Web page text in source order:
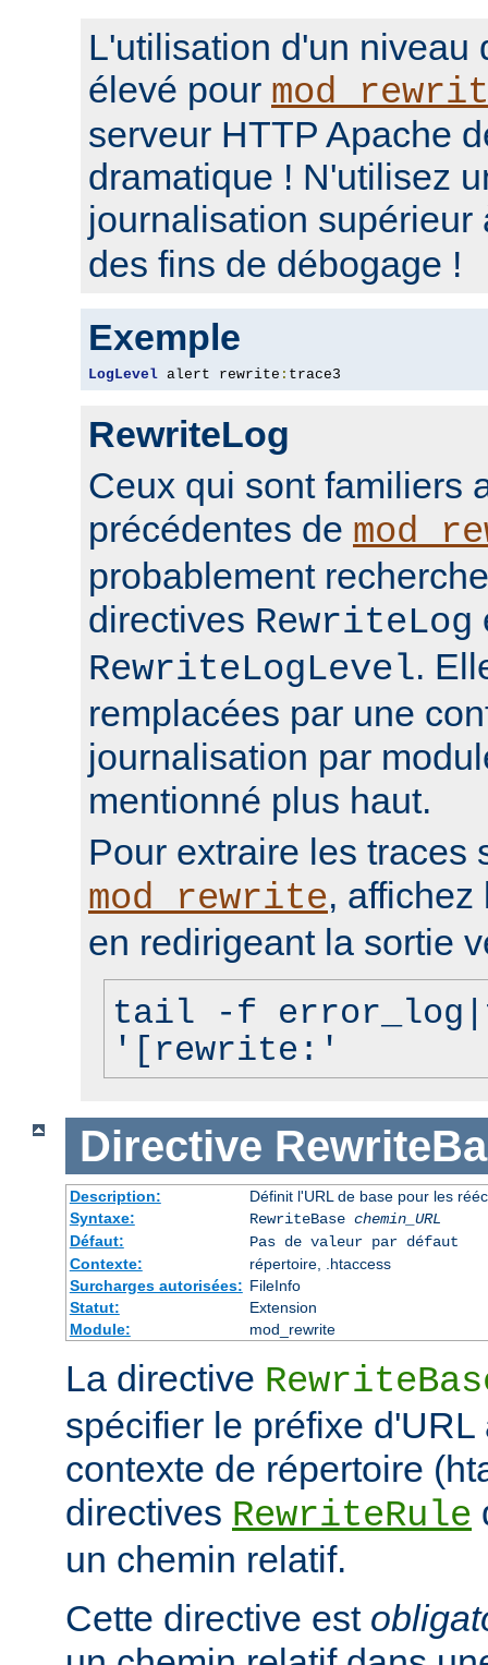
L'utilisation d'un niveau
élevé pour
serveur HTTP Apache
dramatique ! N'utilisez
journalisation
des fins de débogage !
Exemple
LogLevel alert rewrite : trace3
RewriteLog
Ceux qui sont familiers
précédentes de
probablement
directives RewriteLog
RewriteLogLevel.
remplacées par une
journalisation par
mentionné plus haut.
Pour extraire les traces
mod_rewrite,
en redirigeant la sortie
tail -f
'[rewrite:'
Directive
Description:
Définit l'URL de base pour les
Syntaxe:
RewriteBase chemin_URL
Défaut:
Pas de valeur par défaut
Contexte:
répertoire, .htaccess
Surcharges autorisées: FileInfo
Statut:
Extension
Module:
mod_rewrite
La directive
spécifier le préfixe
contexte de répertoire
directives RewriteRule
un chemin relatif.
Cette directive est